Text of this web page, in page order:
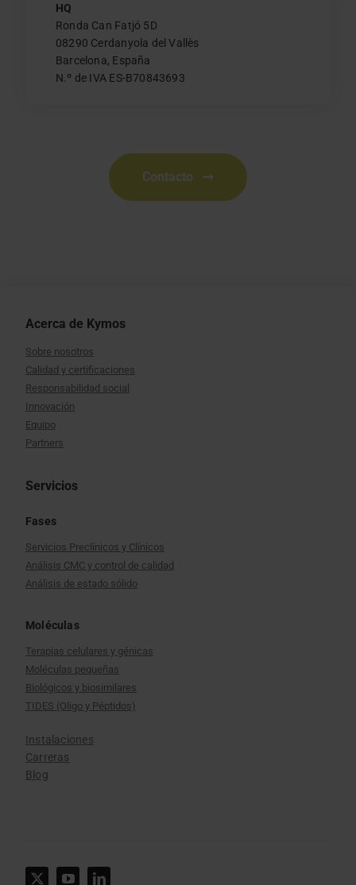
HQ
Ronda Can Fatjó 5D
08290 Cerdanyola del Vallès
Barcelona, España
N.º de IVA ES-B70843693
Contacto
Acerca de Kymos
Sobre nosotros
Calidad y certificaciones
Responsabilidad social
Innovación
Equipo
Partners
Servicios
Fases
Servicios Preclínicos y Clínicos
Análisis CMC y control de calidad
Análisis de estado sólido
Moléculas
Terapias celulares y génicas
Moléculas pequeñas
Biológicos y biosimilares
TIDES (Oligo y Péptidos)
Instalaciones
Carreras
Blog